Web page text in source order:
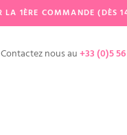
LA 1ÈRE COMMANDE (DÈS
Contactez nous au+33 (0)5